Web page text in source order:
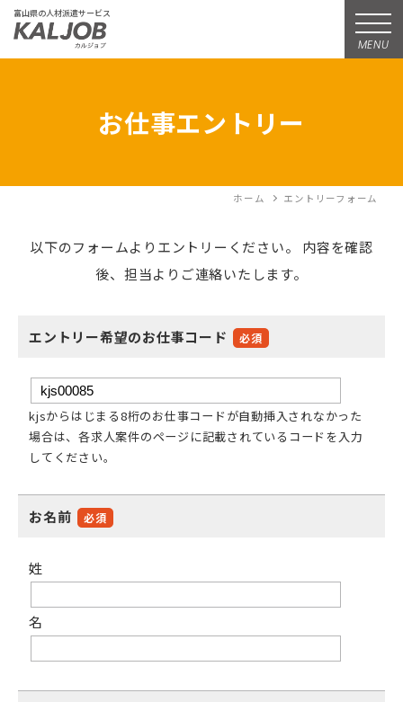
富山県の人材派遣サービス
MENU
お仕事エントリー
ホーム エントリーフォーム
以下のフォームよりエントリーください。
内容を確認
後、担当よりご連絡いたします。
エントリー希望のお仕事コード 必須
kjsからはじまる8桁のお仕事コードが自動挿入されなかった
場合は、各求人案件のページに記載されているコードを入力
してください。
お名前 必須
姓
名